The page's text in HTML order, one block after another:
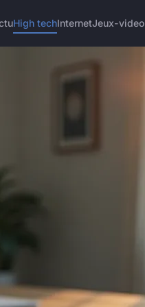
High techInternetJeux-video